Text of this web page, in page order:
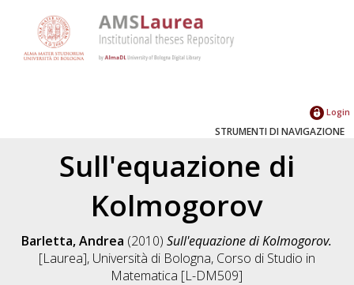
Login
STRUMENTI DI NAVIGAZIONE
Sull'equazione di
Kolmogorov
Barletta, Andrea (2010)Sull'equazione di Kolmogorov.
[Laurea], Università di Bologna, Corso di Studio in
Matematica [L-DM509]